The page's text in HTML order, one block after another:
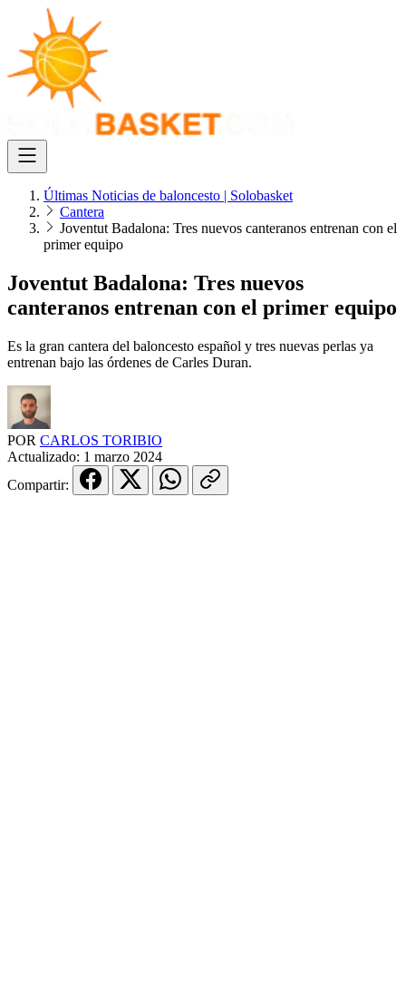
Últimas Noticias de baloncesto | Solobasket
Cantera
Joventut Badalona: Tres nuevos canteranos entrenan con el
primer equipo
Joventut Badalona: Tres nuevos
canteranos entrenan con el primer equipo
Es la gran cantera del baloncesto español y tres nuevas perlas ya
entrenan bajo las órdenes de Carles Duran.
POR CARLOS TORIBIO
Actualizado: 1 marzo 2024
Compartir: